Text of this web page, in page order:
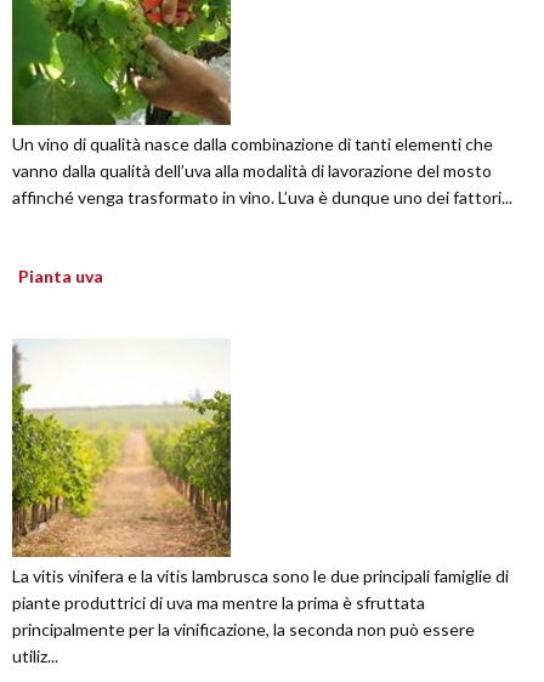
Un vino di qualità nasce dalla combinazione di tanti elementi che
vanno dalla qualità dell’uva alla modalità di lavorazione del mosto
affinché venga trasformato in vino. L’uva è dunque uno dei fattori...
Pianta uva
La vitis vinifera e la vitis lambrusca sono le due principali famiglie di
piante produttrici di uva ma mentre la prima è sfruttata
principalmente per la vinificazione, la seconda non può essere
utiliz...